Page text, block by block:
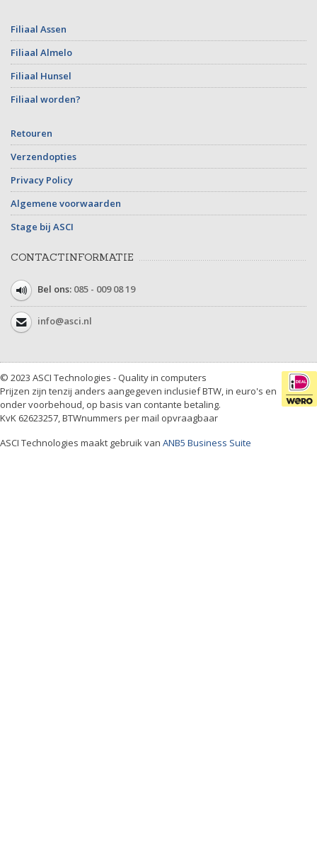
Filiaal Assen
Filiaal Almelo
Filiaal Hunsel
Filiaal worden?
Retouren
Verzendopties
Privacy Policy
Algemene voorwaarden
Stage bij ASCI
CONTACTINFORMATIE
Bel ons: 085 - 009 08 19
info@asci.nl
© 2023 ASCI Technologies - Quality in computers
Prijzen zijn tenzij anders aangegeven inclusief BTW, in euro's en
onder voorbehoud, op basis van contante betaling.
KvK 62623257, BTWnummers per mail opvraagbaar
ASCI Technologies maakt gebruik van ANB5 Business Suite